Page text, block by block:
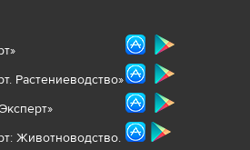
»
Растениеводство»
Животноводство.